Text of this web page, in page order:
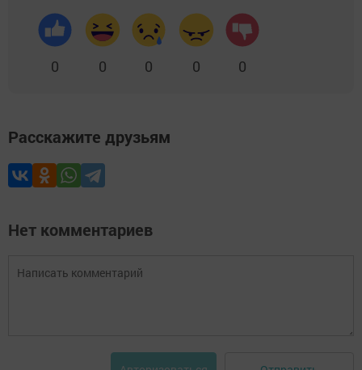
0 0 0 0 0
Расскажите друзьям
Нет комментариев